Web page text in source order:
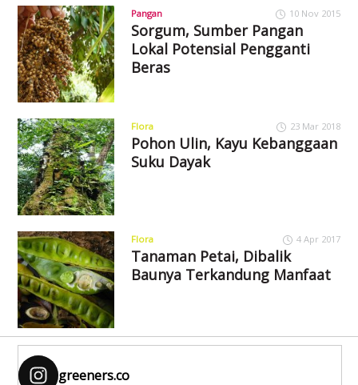
Pangan 10 Nov 2015
Sorgum, Sumber Pangan
Lokal Potensial Pengganti
Beras
Flora 23 Mar 2018
Pohon Ulin, Kayu Kebanggaan
Suku Dayak
Flora 4 Apr 2017
Tanaman Petai, Dibalik
Baunya Terkandung Manfaat
greeners.co